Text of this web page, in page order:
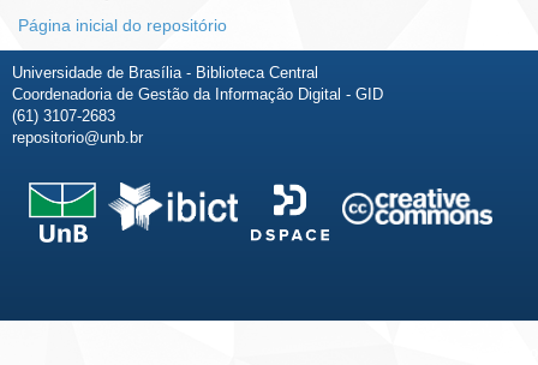
Página inicial do repositório
Universidade de Brasília - Biblioteca Central
Coordenadoria de Gestão da Informação Digital - GID
(61) 3107-2683
repositorio@unb.br